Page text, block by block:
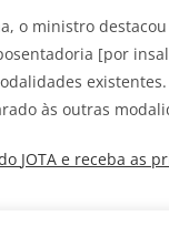
o ministro
[por
às outras
JOTA e receba as